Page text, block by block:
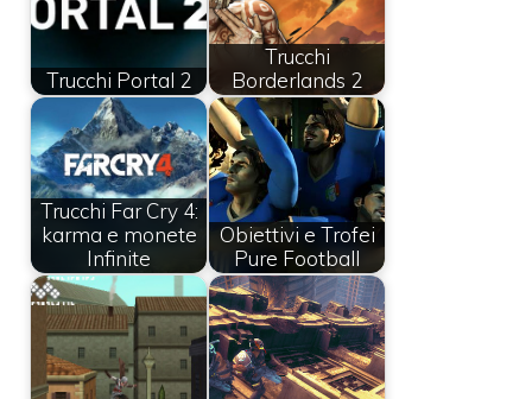
Trucchi Portal 2
Trucchi
Borderlands 2
Trucchi Far Cry 4:
karma e monete
Infinite
Obiettivi e Trofei
Pure Football